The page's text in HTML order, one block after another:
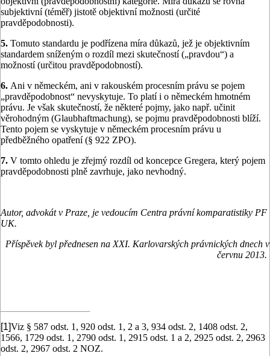
subjektivní (téměř) jistotě objektivní možnosti (určité
pravděpodobnosti).
5. Tomuto standardu je podřízena míra důkazů, jež je objektivním
standardem sníženým o rozdíl mezi skutečností („pravdou“) a
možností (určitou pravděpodobností).
6. Ani v německém, ani v rakouském procesním právu se pojem
„pravděpodobnost“ nevyskytuje. To platí i o německém hmotném
právu. Je však skutečností, že některé pojmy, jako např. učinit
věrohodným (Glaubhaftmachung), se pojmu pravděpodobnosti blíží.
Tento pojem se vyskytuje v německém procesním právu u
předběžného opatření (§ 922 ZPO).
7. V tomto ohledu je zřejmý rozdíl od koncepce Gregera, který pojem
pravděpodobnosti plně zavrhuje, jako nevhodný.
Autor, advokát v Praze, je vedoucím Centra právní komparatistiky PF
UK.
Příspěvek byl přednesen na XXI. Karlovarských právnických dnech v
červnu 2013.
[1]Viz § 587 odst. 1, 920 odst. 1, 2 a 3, 934 odst. 2, 1408 odst. 2,
1566, 1729 odst. 1, 2790 odst. 1, 2915 odst. 1 a 2, 2925 odst. 2, 2963
odst. 2, 2967 odst. 2 NOZ.